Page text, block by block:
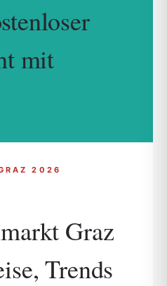
mit
2026
Graz
Trends